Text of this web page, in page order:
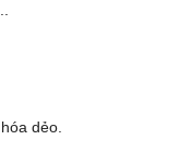
dẻo.